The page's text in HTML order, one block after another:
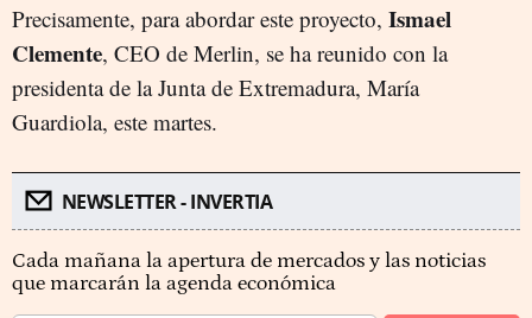
Precisamente, para abordar este proyecto, Ismael
Clemente, CEO de Merlin, se ha reunido con la
presidenta de la Junta de Extremadura, María
Guardiola, este martes.
NEWSLETTER - INVERTIA
Cada mañana la apertura de mercados y las noticias
que marcarán la agenda económica